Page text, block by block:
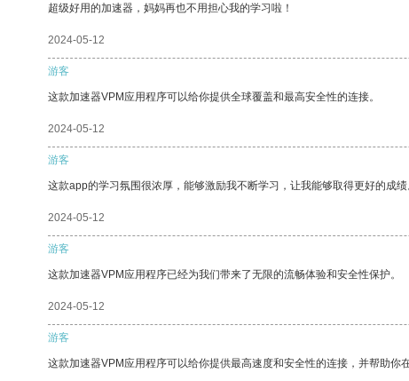
超级好用的加速器，妈妈再也不用担心我的学习啦！
2024-05-12
游客
这款加速器VPM应用程序可以给你提供全球覆盖和最高安全性的连接。
2024-05-12
游客
这款app的学习氛围很浓厚，能够激励我不断学习，让我能够取得更好的成绩
2024-05-12
游客
这款加速器VPM应用程序已经为我们带来了无限的流畅体验和安全性保护。
2024-05-12
游客
这款加速器VPM应用程序可以给你提供最高速度和安全性的连接，并帮助你